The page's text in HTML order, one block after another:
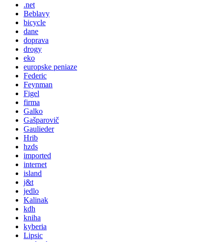
.net
Beblavy
bicycle
dane
doprava
drogy
eko
europske peniaze
Federic
Feynman
Figel
firma
Galko
Gašparovič
Gaulieder
Hrib
hzds
imported
internet
island
j&t
jedlo
Kalinak
kdh
kniha
kyberia
Lipsic